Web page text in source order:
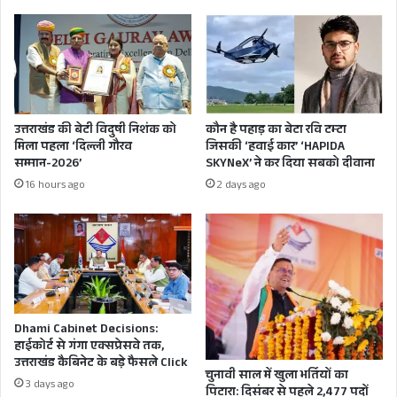
COVID DATA
प्राणी
ज्ञान
पर
हल्ला
काहे
जी!
उत्तराखंड की बेटी विदुषी निशंक को
मिला पहला ‘दिल्ली गौरव
सम्मान-2026’
16 hours ago
कौन है पहाड़ का बेटा रवि टम्टा
जिसकी ‘हवाई कार’ ‘HAPIDA
SKYNeX’ ने कर दिया सबको दीवाना
2 days ago
Dhami Cabinet Decisions:
हाईकोर्ट से गंगा एक्सप्रेसवे तक,
उत्तराखंड कैबिनेट के बड़े फैसले Click
3 days ago चुनावी साल में खुला भर्तियों का